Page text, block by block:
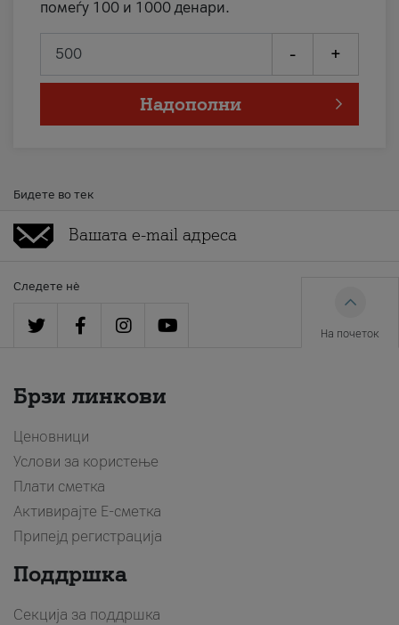
помеѓу 100 и 1000 денари.
- +
Надополни
Бидете во тек
Следете нè
На почеток
Брзи линкови
Ценовници
Услови за користење
Плати сметка
Активирајте Е-сметка
Припејд регистрација
Поддршка
Секција за поддршка